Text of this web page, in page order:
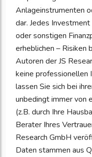
Anlageinstrumenten
dar. Jedes
oder sonstigen
erheblichen – Risiken
Autoren der JS
keine professionellen
lassen Sie sich bei
unbedingt immer von
(z.B. durch Ihre
Berater Ihres
Research GmbH
Daten stammen aus